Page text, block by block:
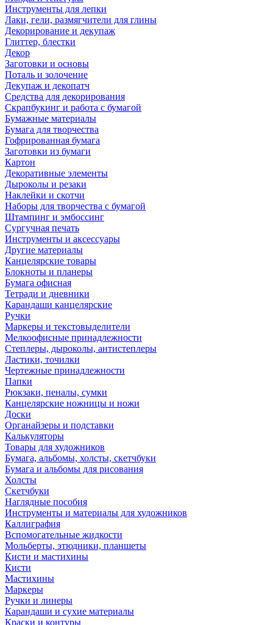
Инструменты для лепки
Лаки, гели, размягчители для глины
Декорирование и декупаж
Глиттер, блестки
Декор
Заготовки и основы
Поталь и золочение
Декупаж и декопатч
Средства для декорирования
Скрапбукинг и работа с бумагой
Бумажные материалы
Бумага для творчества
Гофрированная бумага
Заготовки из бумаги
Картон
Декоративные элементы
Дыроколы и резаки
Наклейки и скотчи
Наборы для творчества с бумагой
Штампинг и эмбоссинг
Сургучная печать
Инструменты и аксессуары
Другие материалы
Канцелярские товары
Блокноты и планеры
Бумага офисная
Тетради и дневники
Карандаши канцелярские
Ручки
Маркеры и текстовыделители
Мелкоофисные принадлежности
Степлеры, дыроколы, антистеплеры
Ластики, точилки
Чертежные принадлежности
Папки
Рюкзаки, пеналы, сумки
Канцелярские ножницы и ножи
Доски
Органайзеры и подставки
Калькуляторы
Товары для художников
Бумага, альбомы, холсты, скетчбуки
Бумага и альбомы для рисования
Холсты
Скетчбуки
Наглядные пособия
Инструменты и материалы для художников
Каллиграфия
Вспомогательные жидкости
Мольберты, этюдники, планшеты
Кисти и мастихины
Кисти
Мастихины
Маркеры
Ручки и линеры
Карандаши и сухие материалы
Краски и контуры